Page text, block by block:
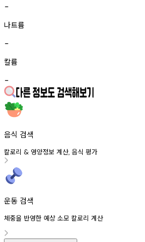
-
나트륨
-
칼륨
-
음식 검색
칼로리 & 영양정보 계산, 음식 평가
운동 검색
체중을 반영한 예상 소모 칼로리 계산